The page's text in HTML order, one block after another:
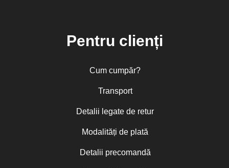
Pentru clienți
Cum cumpăr?
Transport
Detalii legate de retur
Modalități de plată
Detalii precomandă